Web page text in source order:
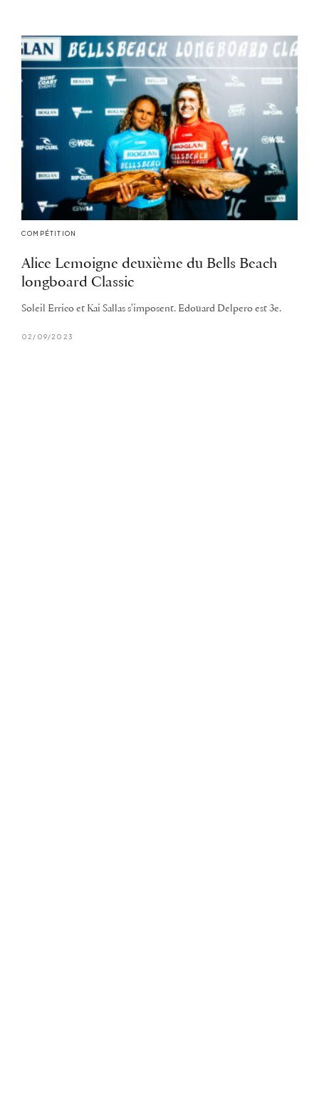
COMPÉTITION
Alice Lemoigne deuxième du Bells Beach
longboard Classic
Soleil Errico et Kai Sallas s'imposent. Edouard Delpero est 3e.
02/09/2023